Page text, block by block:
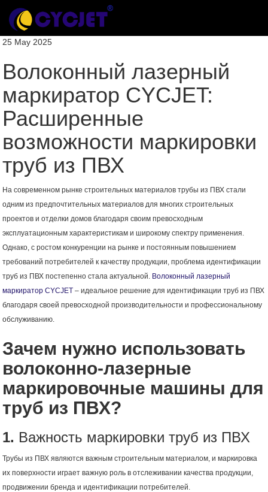
25 May 2025
Волоконный лазерный
маркиратор CYCJET:
Расширенные
возможности маркировки
труб из ПВХ
На современном рынке строительных материалов трубы из ПВХ стали
одним из предпочтительных материалов для многих строительных
проектов и отделки домов благодаря своим превосходным
эксплуатационным характеристикам и широкому спектру применения.
Однако, с ростом конкуренции на рынке и постоянным повышением
требований потребителей к качеству продукции, проблема идентификации
труб из ПВХ постепенно стала актуальной. Волоконный лазерный
маркиратор CYCJET – идеальное решение для идентификации труб из ПВХ
благодаря своей превосходной производительности и профессиональному
обслуживанию.
Зачем нужно использовать
волоконно-лазерные
маркировочные машины для
труб из ПВХ?
1. Важность маркировки труб из ПВХ
Трубы из ПВХ являются важным строительным материалом, и маркировка
их поверхности играет важную роль в отслеживании качества продукции,
продвижении бренда и идентификации потребителей.